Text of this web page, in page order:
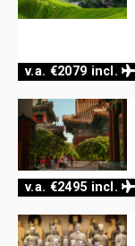
v.a. €2079 incl.
v.a. €2495 incl.